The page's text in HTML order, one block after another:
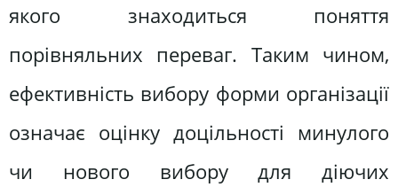
якого знаходиться поняття
порівняльних переваг. Таким чином,
ефективність вибору форми організації
означає оцінку доцільності минулого
чи нового вибору для діючих